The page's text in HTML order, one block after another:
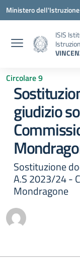
Vai ai contenuti
Vai al menu di
Vai al footer
Ministero
ISIS
Circolare 9
giudizio
Sostituzione
A.S 2023/24 -
Mondragone